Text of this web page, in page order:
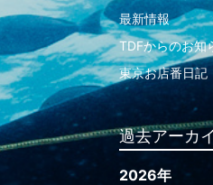
最新情報
TDFからのお知
東京お店番日記
過去アーカ
2026年